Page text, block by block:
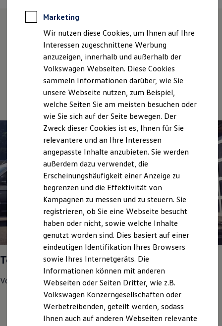
Notdienst und Pannenhilfe
Software, Konnektivität & Apps
California App
VW Connect für Ihren ID. Buzz
VW Connect für Ihren Transporter/Caravelle
VW Connect für Ihren Amarok
VW Connect für andere Modelle
Connect Pro
Fleet Interface Data
Multistop Pathfinder
Übersicht Software Updates
Digitales Bordbuch
Fahrerassistenz- und Sicherheitssysteme
Kontrollleuchten
Batterieverordnung
XTL-Dieselkraftstoff
Ersatzteile und Betriebsflüssigkeiten
Original Zubehör und Lifestyle Produkte
myVolkswagen
myVolkswagen Business
Elektrisch & Autonom
Elektro - & Hybridfahrzeuge
Unser Ansatz
Klimafreundlicher Strom
Reichweite & Ladelösungen
Reichweitensimulator
Ladezeitensimulator
Ladelösungen für Privatkunden
Ladelösungen für Gewerbekunden
Bidirektionales Laden
Förderung & Kosten der Elektrofahrzeuge
Fördermöglichkeiten für Privatkunden
Unsere Leistungenim
Überblick
Service
Top Service Partner 2025
Volkswagen Nutzfahrzeugehat uns in den Bereichen
Kundenzufriedenheit
Werkstatt-Test
Marketing
Wir nutzen diese Cookies, um Ihnen auf Ihre
Interessen zugeschnittene Werbung
anzuzeigen, innerhalb und außerhalb der
Volkswagen Webseiten. Diese Cookies
sammeln Informationen darüber, wie Sie
unsere Webseite nutzen, zum Beispiel,
welche Seiten Sie am meisten besuchen oder
wie Sie sich auf der Seite bewegen. Der
Zweck dieser Cookies ist es, Ihnen für Sie
relevantere und an Ihre Interessen
angepasste Inhalte anzubieten. Sie werden
außerdem dazu verwendet, die
Erscheinungshäufigkeit einer Anzeige zu
begrenzen und die Effektivität von
Kampagnen zu messen und zu steuern. Sie
registrieren, ob Sie eine Webseite besucht
haben oder nicht, sowie welche Inhalte
genutzt worden sind. Dies basiert auf einer
eindeutigen Identifikation Ihres Browsers
sowie Ihres Internetgeräts. Die
Informationen können mit anderen
Webseiten oder Seiten Dritter, wie z.B.
Volkswagen Konzerngesellschaften oder
Werbetreibenden, geteilt werden, sodass
Ihnen auch auf anderen Webseiten relevante